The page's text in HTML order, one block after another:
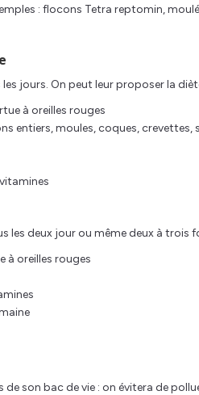
: flocons Tetra reptomin,
jours. On peut leur proposer la
à oreilles rouges
entiers, moules, coques, crevettes,
les deux jour ou même deux à trois
oreilles rouges
son bac de vie : on évitera de